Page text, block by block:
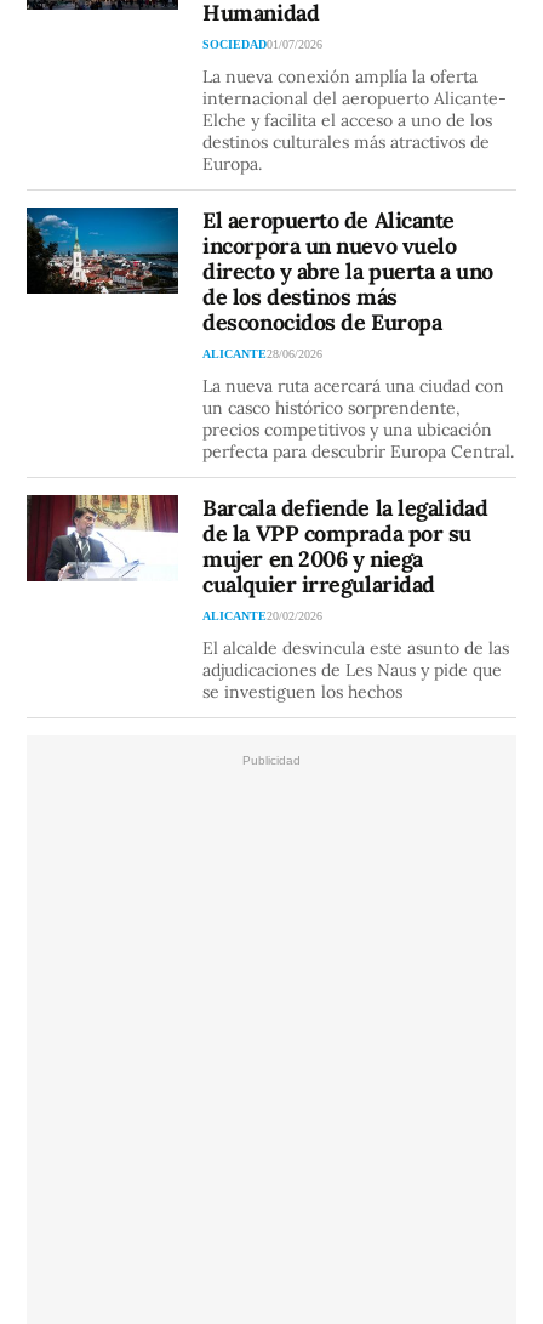
Humanidad
SOCIEDAD01/07/2026
La nueva conexión amplía la oferta
internacional del aeropuerto Alicante-
Elche y facilita el acceso a uno de los
destinos culturales más atractivos de
Europa.
El aeropuerto de Alicante
incorpora un nuevo vuelo
directo y abre la puerta a uno
de los destinos más
desconocidos de Europa
ALICANTE28/06/2026
La nueva ruta acercará una ciudad con
un casco histórico sorprendente,
precios competitivos y una ubicación
perfecta para descubrir Europa Central.
Barcala defiende la legalidad
de la VPP comprada por su
mujer en 2006 y niega
cualquier irregularidad
ALICANTE20/02/2026
El alcalde desvincula este asunto de las
adjudicaciones de Les Naus y pide que
se investiguen los hechos